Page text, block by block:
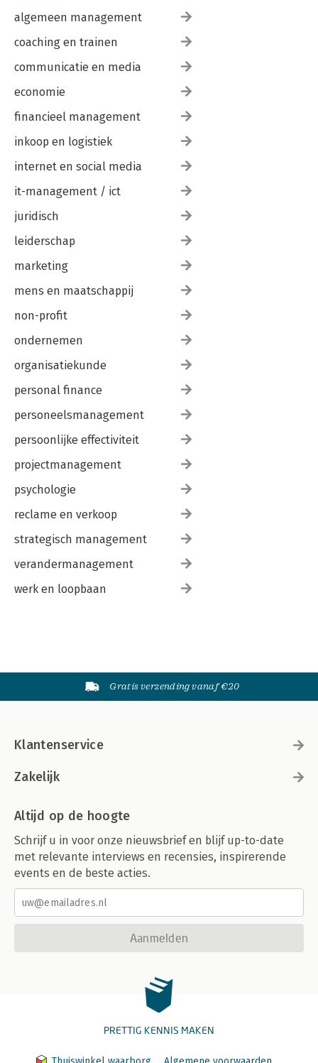
algemeen management
coaching en trainen
communicatie en media
economie
financieel management
inkoop en logistiek
internet en social media
it-management / ict
juridisch
leiderschap
marketing
mens en maatschappij
non-profit
ondernemen
organisatiekunde
personal finance
personeelsmanagement
persoonlijke effectiviteit
projectmanagement
psychologie
reclame en verkoop
strategisch management
verandermanagement
werk en loopbaan
Gratis verzending vanaf €20
Klantenservice
Zakelijk
Altijd op de hoogte
Schrijf u in voor onze nieuwsbrief en blijf up-to-date
met relevante interviews en recensies, inspirerende
events en de beste acties.
Aanmelden
PRETTIG KENNIS MAKEN